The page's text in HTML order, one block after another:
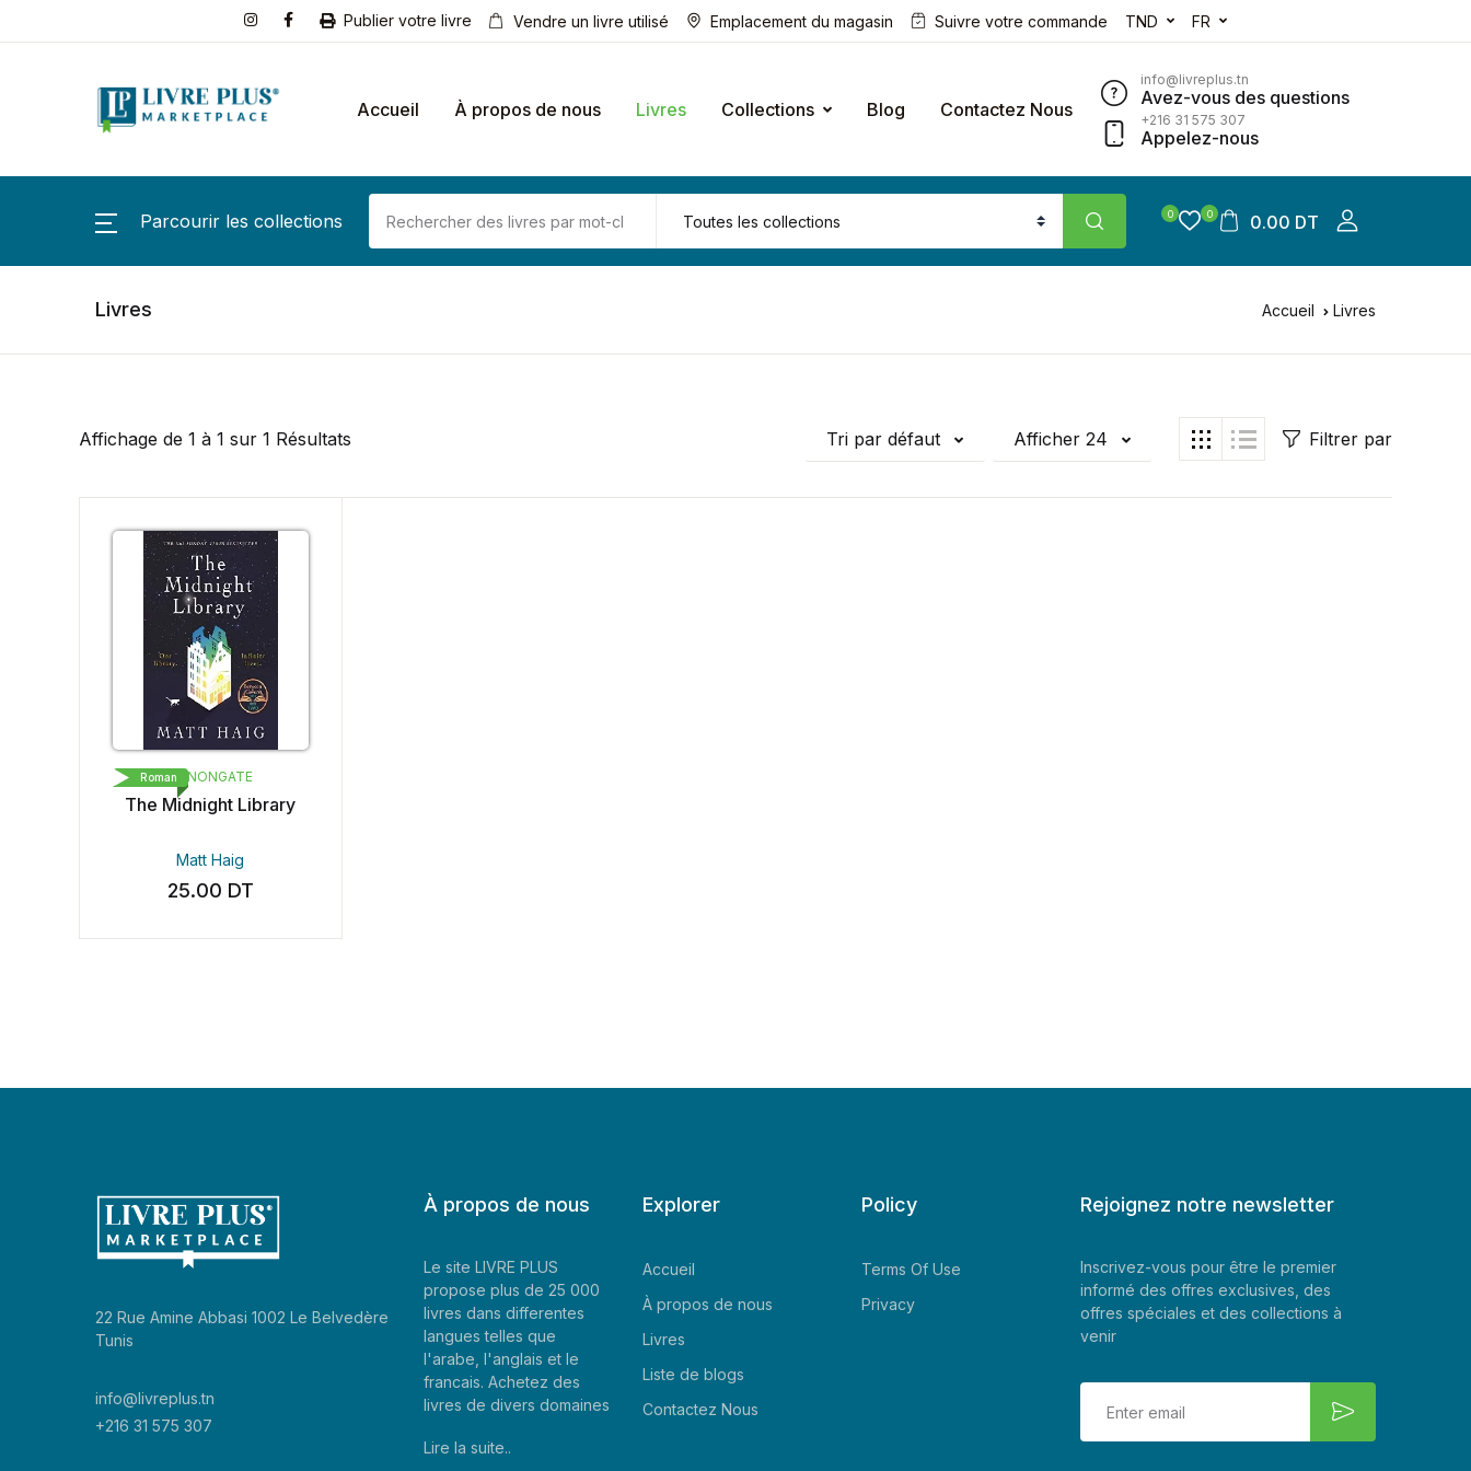
Publier votre livre Vendre un livre utilisé Emplacement du magasin Suivre votre commande TND FR
Accueil À propos de nous Livres Collections Blog Contactez Nous
info@livreplus.tn
Avez-vous des questions
+216 31 575 307
Appelez-nous
Parcourir les collections 0 0 0.00 DT
Livres Accueil Livres
Affichage de 1 à 1 sur 1 Résultats Tri par défaut Afficher 24 Filtrer par
CANONGATE
The Midnight Library
Matt Haig
25.00 DT
Roman
22 Rue Amine Abbasi 1002 Le Belvedère
Tunis
info@livreplus.tn
+216 31 575 307
À propos de nous
Le site LIVRE PLUS
propose plus de 25 000
livres dans differentes
langues telles que
l'arabe, l'anglais et le
francais. Achetez des
livres de divers domaines
Lire la suite..
Explorer
Accueil
À propos de nous
Livres
Liste de blogs
Contactez Nous
Policy
Terms Of Use
Privacy
Rejoignez notre newsletter
Inscrivez-vous pour être le premier
informé des offres exclusives, des
offres spéciales et des collections à
venir